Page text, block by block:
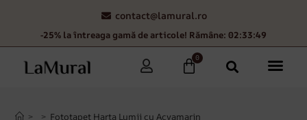
contact@lamural.ro
-25% la întreaga gamă de articole! Rămâne: 02:33:48
0
> > Fototapet Harta Lumii cu Acvamarin